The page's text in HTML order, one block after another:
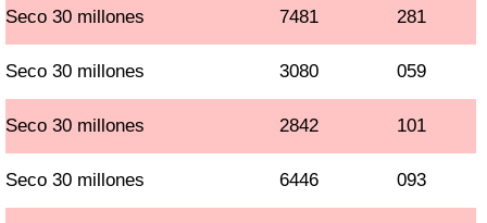
Seco 30 millones 7481 281
Seco 30 millones 3080 059
Seco 30 millones 2842 101
Seco 30 millones 6446 093